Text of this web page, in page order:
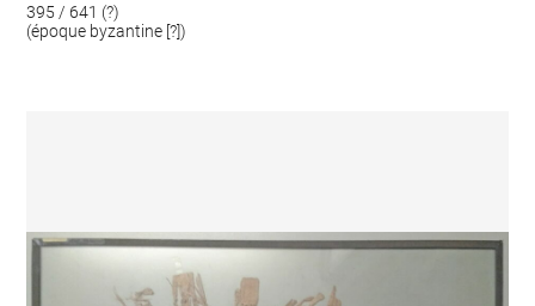
395 / 641 (?)
(époque byzantine [?])